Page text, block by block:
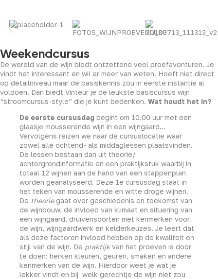
Weekendcursus
De wereld van de wijn biedt ontzettend veel proefavonturen. Je
vindt het interessant en wil er meer van weten. Hoeft niet direct
op detailniveau maar de basiskennis zou in eerste instantie al
voldoen. Dan biedt Vinteur je de leukste basiscursus wijn
“stroomcursus-style” die je kunt bedenken. Wat houdt het in?
De eerste cursusdag begint om 10.00 uur met een
glaasje mousserende wijn in een wijngaard…
Vervolgens reizen we naar de cursuslocatie waar
zowel alle ochtend- als middaglessen plaatsvinden.
De lessen bestaan dan uit theorie/
achtergrondinformatie en een praktijkstuk waarbij in
totaal 12 wijnen aan de hand van een stappenplan
worden geanalyseerd. Deze 1e cursusdag staat in
het teken van mousserende en witte droge wijnen.
De theoriegaat over geschiedenis en toekomst van
de wijnbouw, de invloed van klimaat en situering van
een wijngaard, druivensoorten met kenmerken voor
de wijn, wijngaardwerk en kelderkeuzes. Je leert dat
als deze factoren invloed hebben op de kwaliteit en
stijl van de wijn. De praktijkvan het proeven is door
te doen: herken kleuren, geuren, smaken en andere
kenmerken van de wijn. Hierdoor weet je wat je
lekker vindt en bij welk gerechtje de wijn niet zou